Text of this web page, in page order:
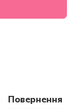
Повернення